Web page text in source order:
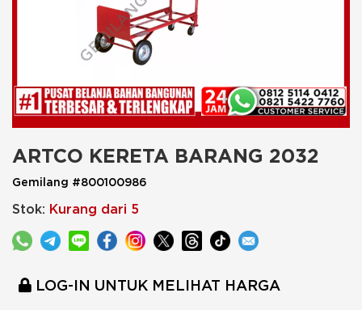
ARTCO KERETA BARANG 2032
Gemilang #800100986
Stok: Kurang dari 5
LOG-IN UNTUK MELIHAT HARGA